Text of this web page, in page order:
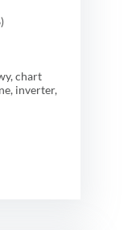
chart
inverter,